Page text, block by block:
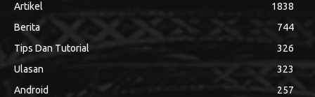
Artikel
1838
Berita
744
Tips Dan Tutorial
326
Ulasan
323
Android
257